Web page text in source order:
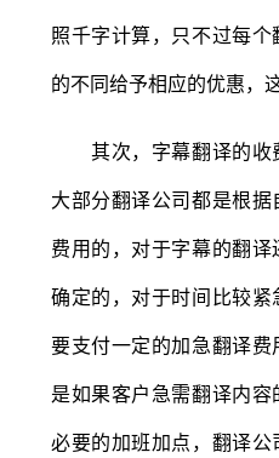
照千字计算，只不过每
的不同给予相应的优惠，
其次，字幕翻译的收
大部分翻译公司都是根
费用的，对于字幕的翻
确定的，对于时间比较
要支付一定的加急翻译
是如果客户急需翻译内
必要的加班加点，翻译